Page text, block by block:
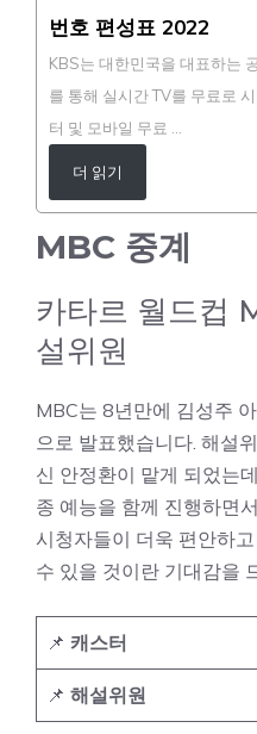
번호 편성표 2022
KBS는 대한민국을 대표하는
를 통해 실시간 TV를 무료로
터 및 모바일 무료 …
더 읽기
MBC 중계
카타르 월드컵
설위원
MBC는 8년만에 김성주
으로 발표했습니다. 해설
신 안정환이 맡게 되었는
종 예능을 함께 진행하면
시청자들이 더욱 편안하
수 있을 것이란 기대감을
📌 캐스터
📌 해설위원